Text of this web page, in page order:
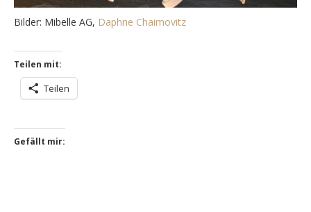
Bilder: Mibelle AG, Daphne Chaimovitz
Teilen mit:
Teilen
Gefällt mir: